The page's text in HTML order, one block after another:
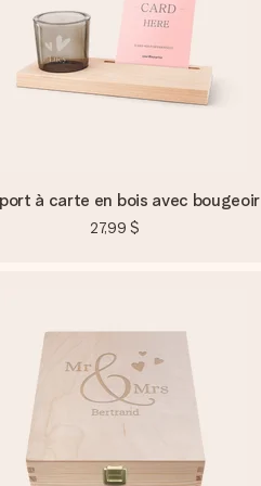
à carte en bois avec bougeoir
27,99 $